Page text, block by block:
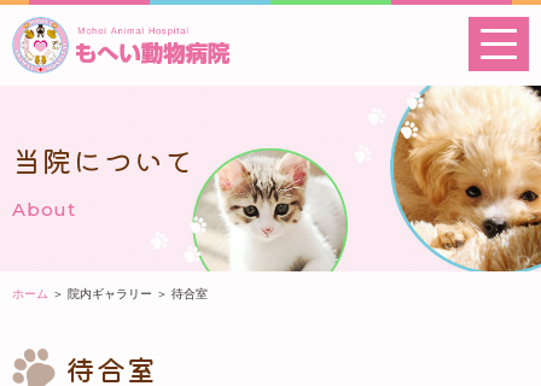
当院について
About
ホーム ＞ 院内ギャラリー ＞ 待合室
待合室